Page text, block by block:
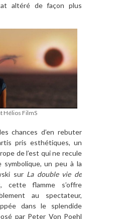
altéré de façon plus
Hélios FilmS
chances d’en rebuter
pris esthétiques, un
de l’est qui ne recule
symbolique, un peu à la
sur La double vie de
cette flamme s’offre
au spectateur,
dans le splendide
par Peter Von Poehl